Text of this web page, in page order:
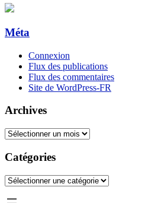
Méta
Connexion
Flux des publications
Flux des commentaires
Site de WordPress-FR
Archives
Archives
Catégories
Catégories